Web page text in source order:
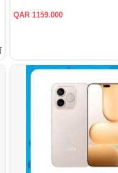
QAR 1159.000